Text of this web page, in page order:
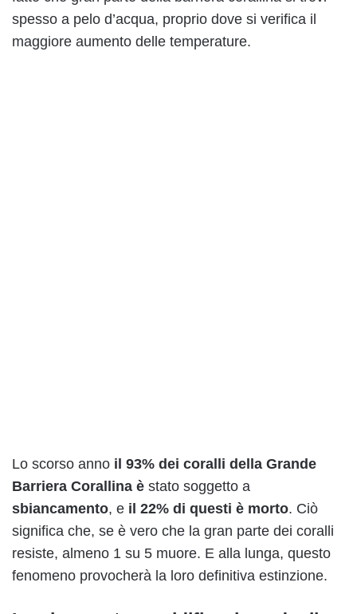
spesso a pelo d’acqua, proprio dove si verifica il
maggiore aumento delle temperature.
Lo scorso anno il 93% dei coralli della Grande
Barriera Corallina è stato soggetto a
sbiancamento, e il 22% di questi è morto. Ciò
significa che, se è vero che la gran parte dei coralli
resiste, almeno 1 su 5 muore. E alla lunga, questo
fenomeno provocherà la loro definitiva estinzione.